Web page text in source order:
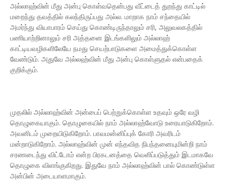
அல்லாஹ்வின் மீது அன்பு கொள்வதென்பது வீட்டைத் துறந்து காட்டில்
மறைந்து தவத்தில் கலந்திருப்பது அல்ல. மாறாக நாம் சந்தையில்
அமர்ந்து வியாபாரம் செய்து கொண்டிருந்தாலும் சரி, அலுவலகத்தில்
பணியாற்றினாலும் சரி அத்தனை இடங்களிலும் அல்லாஹ்
காட்டியவழிகளிலேயே நமது செயற்பாடுகளை அமைத்துக்கொள்ள
வேண்டும். அதுவே அல்லஹ்வின் மீது அன்பு கொள்ளுதல் என்பதைக்
குறிக்கும்.
முதலில் அல்லாஹ்வின் அன்பைப் பெற்றுக்கொள்ள உதவும் ஒரே வழி
தொழுகையாகும். தொழுகையில் நாம் அல்லாஹ்வோடு உரையாடுகிறோம்.
அவனிடம் முறையிடுகிறோம். பாவமன்னிப்புக் கோரி அவரிடம்
மன்றாடுகிறோம். அல்லாஹ்வின் முன் எந்தவித நிபந்தனையுமின்றி நாம்
சரணடைந்து விட்டோம் என்ற பிரகடனத்தை வெளிப்படுத்தும் இடமாகவே
தொழுகை விளங்குகிறது. இதுவே நாம் அல்லாஹ்வின் பால் கொண்டுள்ள
அன்பின் அடையாளமாகும்.